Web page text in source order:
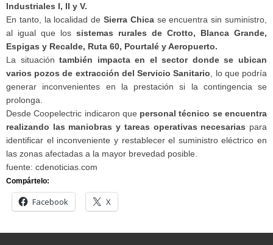
Industriales I, II y V.
En tanto, la localidad de Sierra Chica se encuentra sin suministro,
al igual que los sistemas rurales de Crotto, Blanca Grande,
Espigas y Recalde, Ruta 60, Pourtalé y Aeropuerto.
La situacióntambién impacta en el sector donde se ubican
varios pozos de extracción del Servicio Sanitario , lo que podría
generar inconvenientes en la prestación si la contingencia se
prolonga.
Desde Coopelectric indicaron que personal técnico se encuentra
realizando las maniobras y tareas operativas necesarias para
identificar el inconveniente y restablecer el suministro eléctrico en
las zonas afectadas a la mayor brevedad posible.
fuente: cdenoticias.com
Compártelo:
Facebook X